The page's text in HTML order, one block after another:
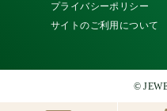
プライバシーポリシー
サイトのご利用について
©